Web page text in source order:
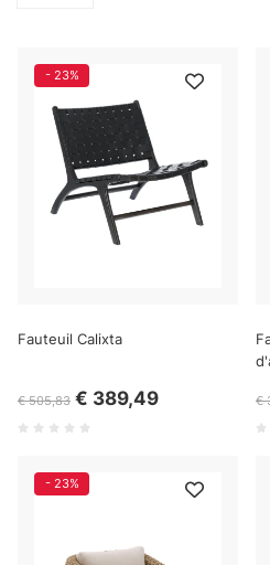
- 23%
Fauteuil Calixta
€ 505,83 € 389,49 €
- 23%